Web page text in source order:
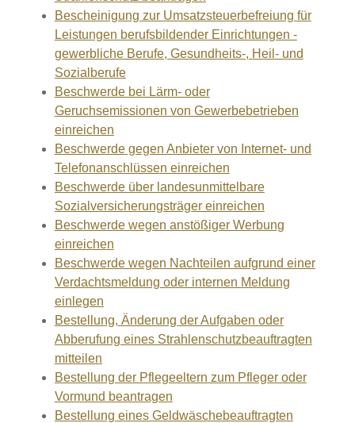
Bescheinigung zur Umsatzsteuerbefreiung für
Leistungen berufsbildender Einrichtungen -
gewerbliche Berufe, Gesundheits-, Heil- und
Sozialberufe
Beschwerde bei Lärm- oder
Geruchsemissionen von Gewerbebetrieben
einreichen
Beschwerde gegen Anbieter von Internet- und
Telefonanschlüssen einreichen
Beschwerde über landesunmittelbare
Sozialversicherungsträger einreichen
Beschwerde wegen anstößiger Werbung
einreichen
Beschwerde wegen Nachteilen aufgrund einer
Verdachtsmeldung oder internen Meldung
einlegen
Bestellung, Änderung der Aufgaben oder
Abberufung eines Strahlenschutzbeauftragten
mitteilen
Bestellung der Pflegeeltern zum Pfleger oder
Vormund beantragen
Bestellung eines Geldwäschebeauftragten